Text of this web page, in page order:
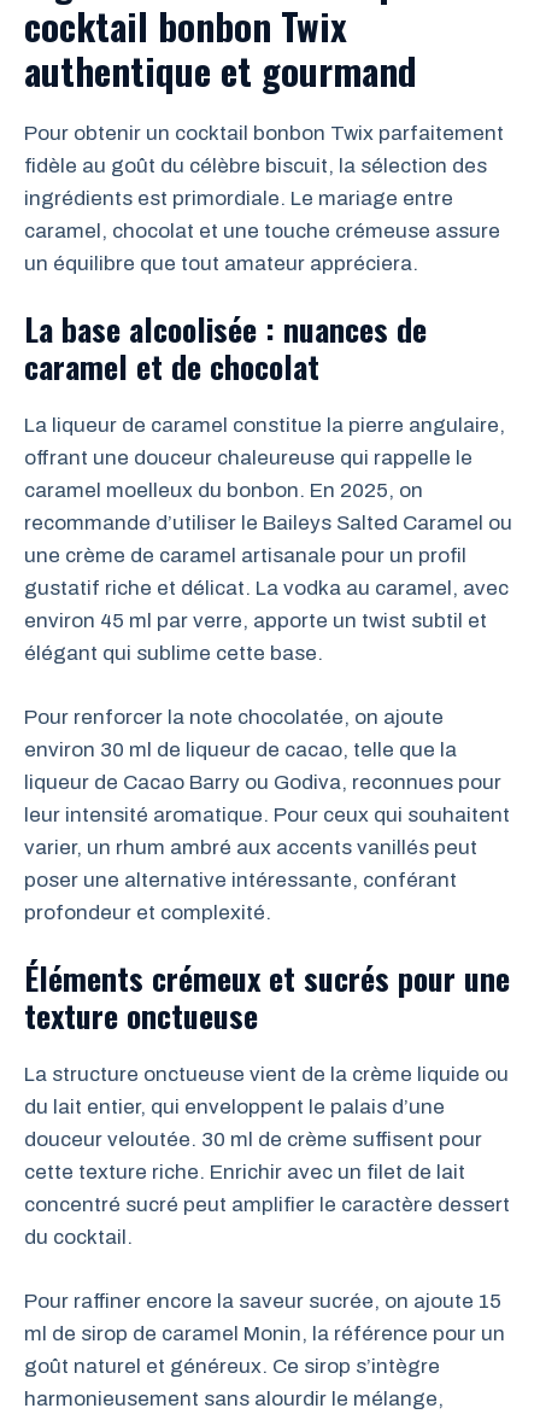
cocktail bonbon Twix
authentique et gourmand
Pour obtenir un cocktail bonbon Twix parfaitement
fidèle au goût du célèbre biscuit, la sélection des
ingrédients est primordiale. Le mariage entre
caramel, chocolat et une touche crémeuse assure
un équilibre que tout amateur appréciera.
La base alcoolisée : nuances de
caramel et de chocolat
La liqueur de caramel constitue la pierre angulaire,
offrant une douceur chaleureuse qui rappelle le
caramel moelleux du bonbon. En 2025, on
recommande d’utiliser le Baileys Salted Caramel ou
une crème de caramel artisanale pour un profil
gustatif riche et délicat. La vodka au caramel, avec
environ 45 ml par verre, apporte un twist subtil et
élégant qui sublime cette base.
Pour renforcer la note chocolatée, on ajoute
environ 30 ml de liqueur de cacao, telle que la
liqueur de Cacao Barry ou Godiva, reconnues pour
leur intensité aromatique. Pour ceux qui souhaitent
varier, un rhum ambré aux accents vanillés peut
poser une alternative intéressante, conférant
profondeur et complexité.
Éléments crémeux et sucrés pour une
texture onctueuse
La structure onctueuse vient de la crème liquide ou
du lait entier, qui enveloppent le palais d’une
douceur veloutée. 30 ml de crème suffisent pour
cette texture riche. Enrichir avec un filet de lait
concentré sucré peut amplifier le caractère dessert
du cocktail.
Pour raffiner encore la saveur sucrée, on ajoute 15
ml de sirop de caramel Monin, la référence pour un
goût naturel et généreux. Ce sirop s’intègre
harmonieusement sans alourdir le mélange,